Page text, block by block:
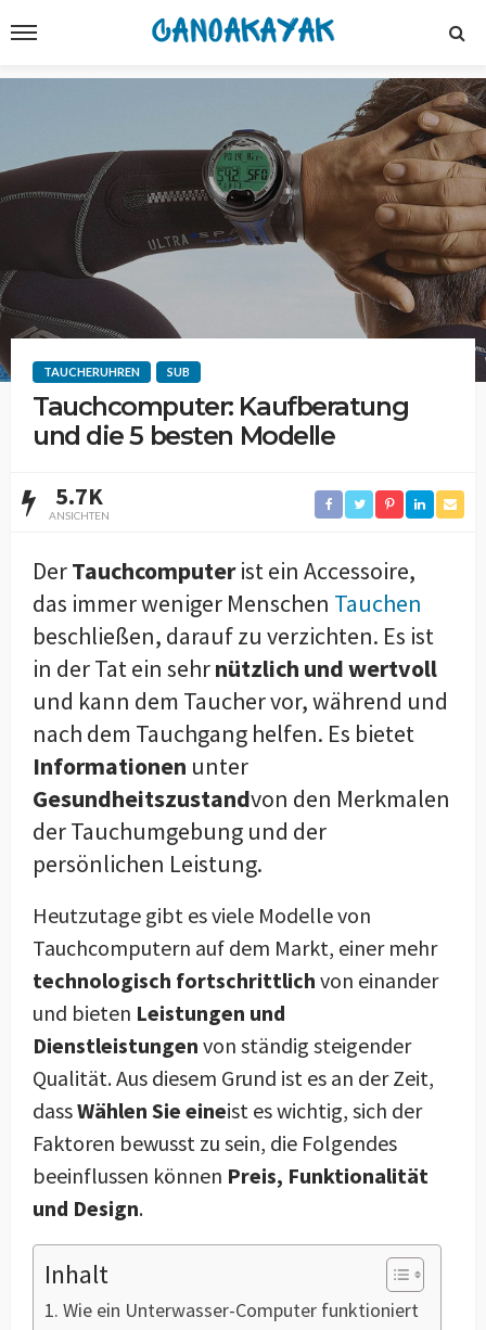
TAUCHERUHREN SUB
Tauchcomputer: Kaufberatung
und die 5 besten Modelle
5.7K
ANSICHTEN
DerTauchcomputerist ein Accessoire,
das immer weniger Menschen Tauchen
beschließen, darauf zu verzichten. Es ist
in der Tat ein sehrnützlich und wertvoll
und kann dem Taucher vor, während und
nach dem Tauchgang helfen. Es bietet
Informationen unter
Gesundheitszustandvon den Merkmalen
der Tauchumgebung und der
persönlichen Leistung.
Heutzutage gibt es viele Modelle von
Tauchcomputern auf dem Markt, einer mehr
technologisch fortschrittlich von einander
und bieten Leistungen und
Dienstleistungen von ständig steigender
Qualität. Aus diesem Grund ist es an der Zeit,
dassWählen Sie eineist es wichtig, sich der
Faktoren bewusst zu sein, die Folgendes
beeinflussen können Preis, Funktionalität
und Design.
Inhalt
Wie ein Unterwasser-Computer funktioniert